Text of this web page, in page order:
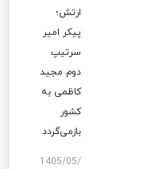
ارتش؛
پیکر امیر
سرتیپ
دوم مجید
کاظمی به
کشور
بازمی‌گردد
1405/05/